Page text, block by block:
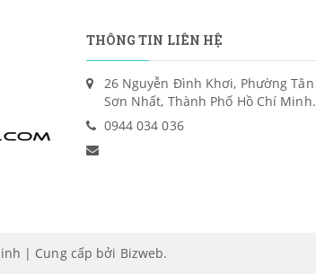
THÔNG TIN LIÊN HỆ
26 Nguyễn Đình Khơi, Phường Tân
Sơn Nhất, Thành Phố Hồ Chí Minh.
0944 034 036
| Cung cấp bởi Bizweb.